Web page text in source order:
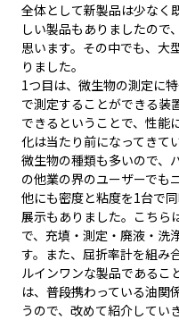
全体として新製品は少なく
しい製品もありましたので
思います。その中でも、大
りました。
1つ目は、微生物の測定に
で測定することができる装
できるということで、性能
化は当たり前になってきて
微生物の種類も多いので、
の他業の界のユーザーでも
他にも密度と粘度を1台で
展示もありました。こちら
で、充填・測定・廃液・洗
す。また、屈折率計を組み
ルインワンな製品であるこ
は、普段携わっている油関
うので、改めて紹介してい